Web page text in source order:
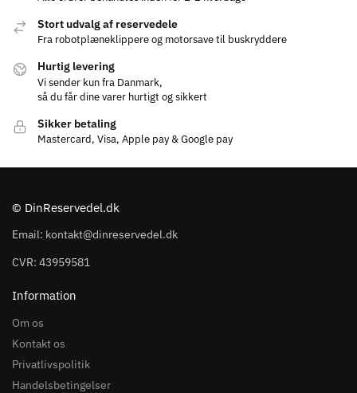
Stort udvalg af reservedele
Fra robotplæneklippere og motorsave til buskryddere
Hurtig levering
Vi sender kun fra Danmark,
så du får dine varer hurtigt og sikkert
Sikker betaling
Mastercard, Visa, Apple pay & Google pay
© DinReservedel.dk
Email: kontakt@dinreservedel.dk
CVR: 43959581
Information
Om os
Kontakt os
Privatlivspolitik
Handelsbetingelser